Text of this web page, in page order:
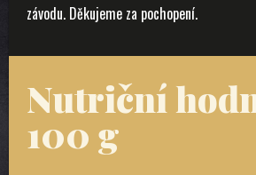
závodu. Děkujeme za pochopení.
Nutriční
100 g